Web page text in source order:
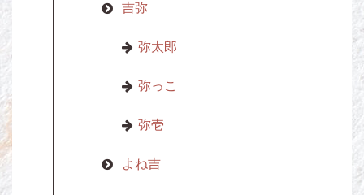
吉弥
弥太郎
弥っこ
弥壱
よね吉